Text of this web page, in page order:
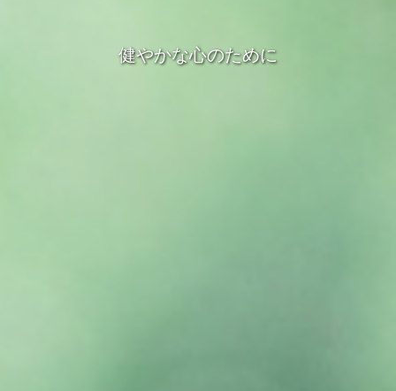
健やかな心のために